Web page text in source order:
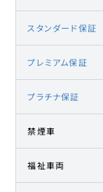
スタンダード保証
プレミアム保証
プラチナ保証
禁煙車
福祉車両